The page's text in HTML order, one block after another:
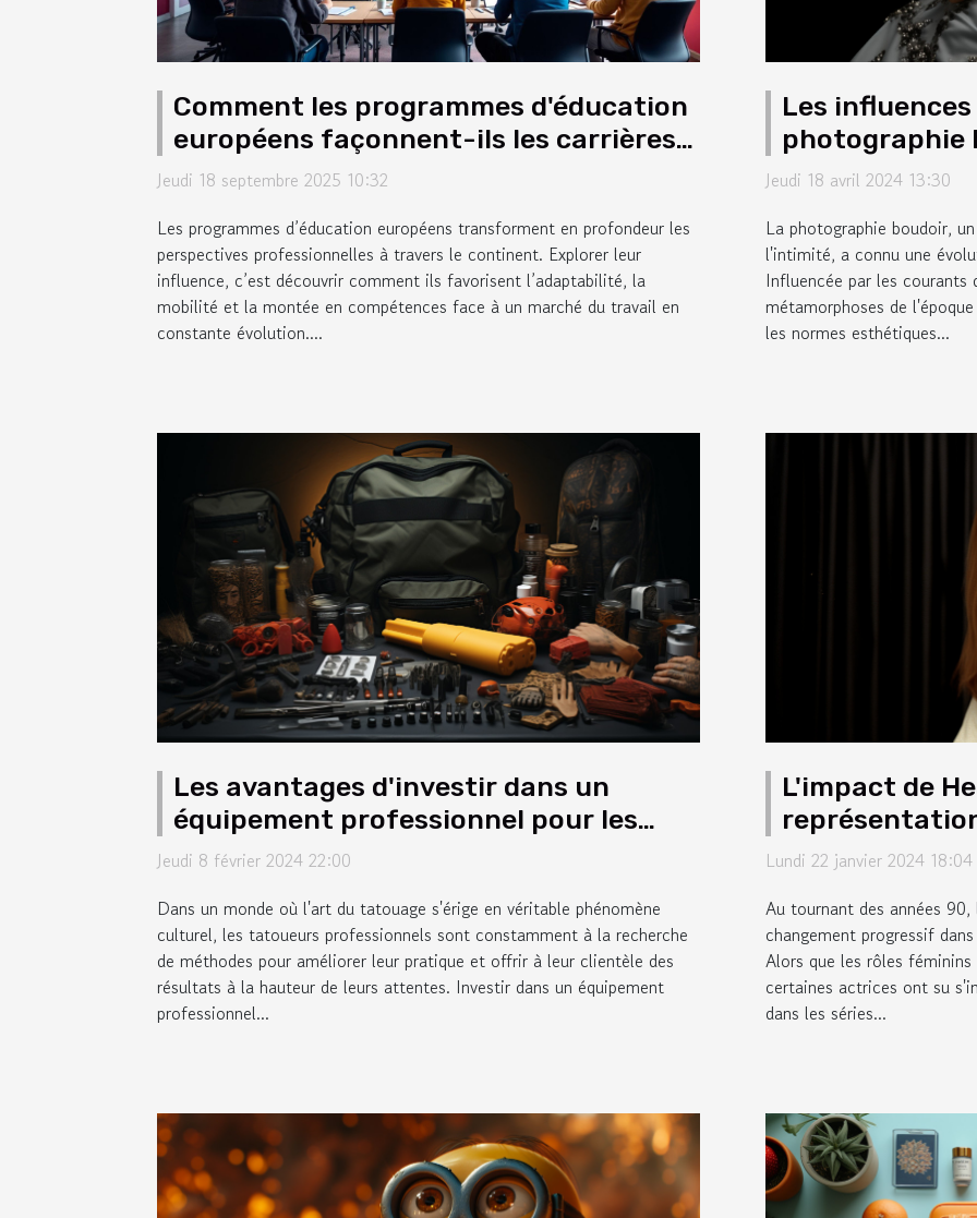
Comment les programmes d'éducation
européens façonnent-ils les carrières
modernes ?
Jeudi 18 septembre 2025 10:32
Les programmes d’éducation européens transforment en profondeur les
perspectives professionnelles à travers le continent. Explorer leur
influence, c’est découvrir comment ils favorisent l’adaptabilité, la
mobilité et la montée en compétences face à un marché du travail en
constante évolution....
Les
photographie
décennies
Jeudi 18 avril 2024 13:30
La photographie boudoir,
l'intimité, a connu une
Influencée par les
métamorphoses de
les normes esthétiques...
Les avantages d'investir dans un
équipement professionnel pour les
tatoueurs
Jeudi 8 février 2024 22:00
Dans un monde où l'art du tatouage s'érige en véritable phénomène
culturel, les tatoueurs professionnels sont constamment à la recherche
de méthodes pour améliorer leur pratique et offrir à leur clientèle des
résultats à la hauteur de leurs attentes. Investir dans un équipement
professionnel...
L'impact de
séries
Lundi 22 janvier 2024 18:04
Au tournant des années
changement progressif
Alors que les rôles
certaines actrices ont su
dans les séries...